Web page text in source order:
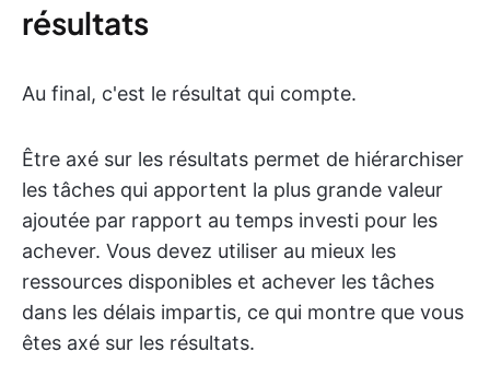
résultats
Au final, c'est le résultat qui compte.
Être axé sur les résultats permet de hiérarchiser
les tâches qui apportent la plus grande valeur
ajoutée par rapport au temps investi pour les
achever. Vous devez utiliser au mieux les
ressources disponibles et achever les tâches
dans les délais impartis, ce qui montre que vous
êtes axé sur les résultats.